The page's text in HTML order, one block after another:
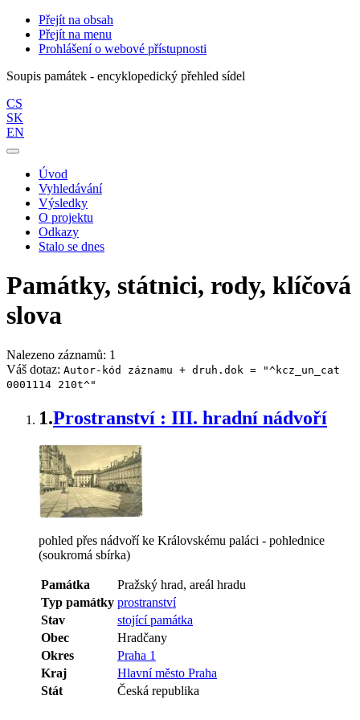
Přejít na obsah
Přejít na menu
Prohlášení o webové přístupnosti
Soupis památek - encyklopedický přehled sídel
CS
SK
EN
Úvod
Vyhledávání
Výsledky
O projektu
Odkazy
Stalo se dnes
Památky, státnici, rody, klíčová
slova
Nalezeno záznamů: 1
Váš dotaz: Autor-kód záznamu + druh.dok = "^kcz_un_cat
0001114 210t^"
1.Prostranství : III. hradní nádvoří
pohled přes nádvoří ke Královskému paláci - pohlednice
(soukromá sbírka)
Památka
Pražský hrad, areál hradu
Typ památky prostranství
Stav
stojící památka
Obec
Hradčany
Okres
Praha 1
Kraj
Hlavní město Praha
Stát
Česká republika